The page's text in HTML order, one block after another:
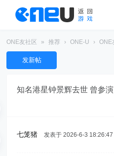
ONE友社区 » 推荐 › ONE-U › ONE
发新帖
知名港星钟景辉去世 曾参演
七笼猪 发表于 2026-6-3 18:26:47